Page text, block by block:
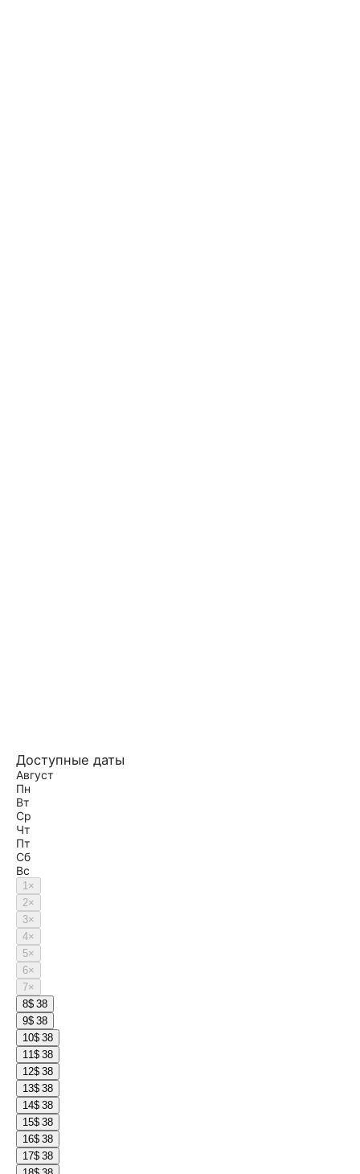
Доступные даты
Август
Пн
Вт
Ср
Чт
Пт
Сб
Вс
1×
2×
3×
4×
5×
6×
7×
8$ 38
9$ 38
10$ 38
11$ 38
12$ 38
13$ 38
14$ 38
15$ 38
16$ 38
17$ 38